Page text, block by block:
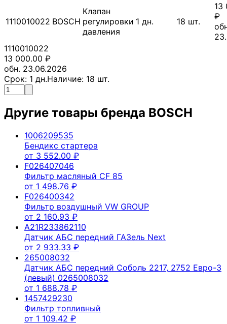
1110010022 BOSCH
Клапан
регулировки
давления
1 дн. 18 шт.
13
₽
1110010022
13 000.00 ₽
обн. 23.06.2026
Срок: 1 дн.Наличие: 18 шт.
Другие товары бренда BOSCH
1006209535
Бендикс стартера
от 3 552.00 ₽
F026407046
Фильтр масляный CF 85
от 1 498.76 ₽
F026400342
Фильтр воздушный VW GROUP
от 2 160.93 ₽
A21R233862110
Датчик АБС передний ГАЗель Next
от 2 933.33 ₽
265008032
Датчик АБС передний Соболь 2217, 2752 Евро-3
(левый) 0265008032
от 1 688.78 ₽
1457429230
Фильтр топливный
от 1 109.42 ₽